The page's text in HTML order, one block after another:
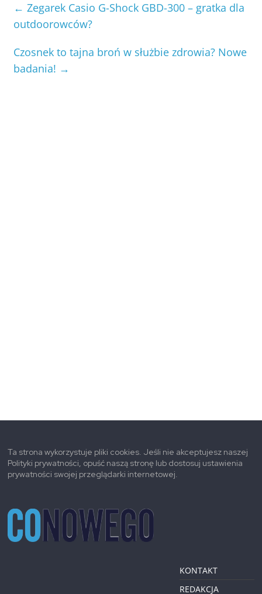
← Zegarek Casio G-Shock GBD-300 – gratka dla
outdoorowców?
Czosnek to tajna broń w służbie zdrowia? Nowe
badania! →
Ta strona wykorzystuje pliki cookies. Jeśli nie akceptujesz naszej
Polityki prywatności, opuść naszą stronę lub dostosuj ustawienia
prywatności swojej przeglądarki internetowej.
KONTAKT
REDAKCJA